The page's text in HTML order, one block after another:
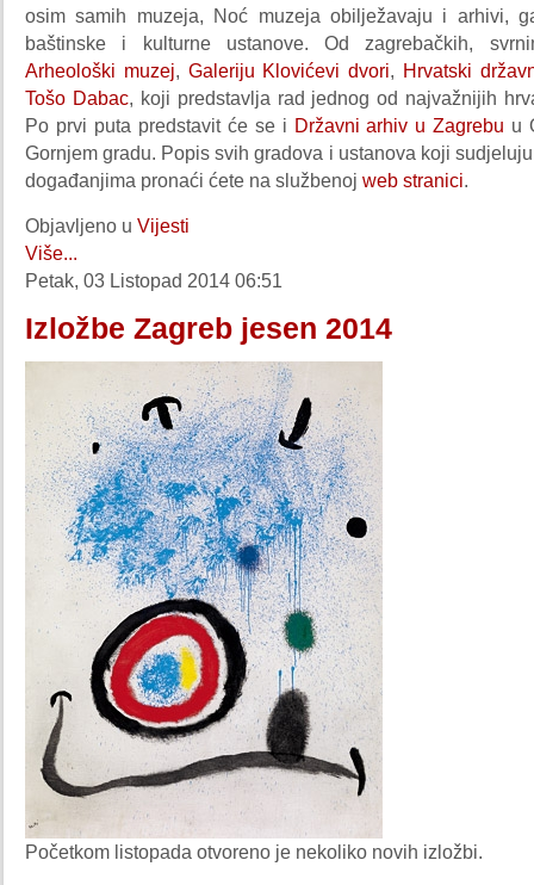
osim samih muzeja, Noć muzeja obilježavaju i arhivi,
baštinske i kulturne ustanove. Od zagrebačkih,
Arheološki muzej, Galeriju Klovićevi dvori, Hrvatski
Tošo Dabac, koji predstavlja rad jednog od najvažnijih
Po prvi puta predstavit će se i Državni arhiv u Zagrebu u
Gornjem gradu. Popis svih gradova i ustanova koji
događanjima pronaći ćete na službenoj web stranici.
Objavljeno u Vijesti
Više...
Petak, 03 Listopad 2014 06:51
Izložbe Zagreb jesen 2014
Početkom listopada otvoreno je nekoliko novih izložbi.